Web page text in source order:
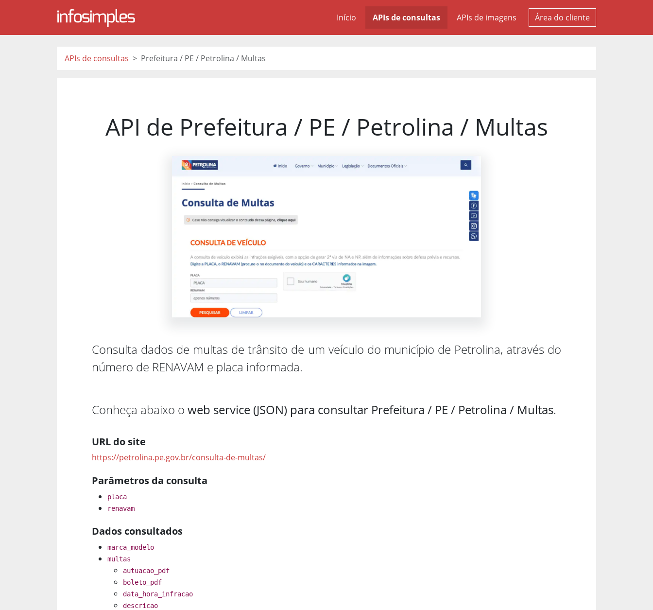
Início APIs de consultas APIs de imagens Área do cliente
APIs de consultas Prefeitura / PE / Petrolina / Multas
API de Prefeitura / PE / Petrolina / Multas
Consulta dados de multas de trânsito de um veículo do município de Petrolina, através do
número de RENAVAM e placa informada.
Conheça abaixo o web service (JSON) para consultar Prefeitura / PE / Petrolina / Multas.
URL do site
https://petrolina.pe.gov.br/consulta-de-multas/
Parâmetros da consulta
placa
renavam
Dados consultados
marca_modelo
multas
autuacao_pdf
boleto_pdf
data_hora_infracao
descricao